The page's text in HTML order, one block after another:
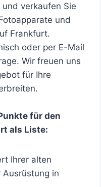
verkaufen Sie
und
Frankfurt.
oder per E-Mail
Wir freuen uns
für Ihre
für den
als Liste:
Ihrer alten
Ausrüstung in